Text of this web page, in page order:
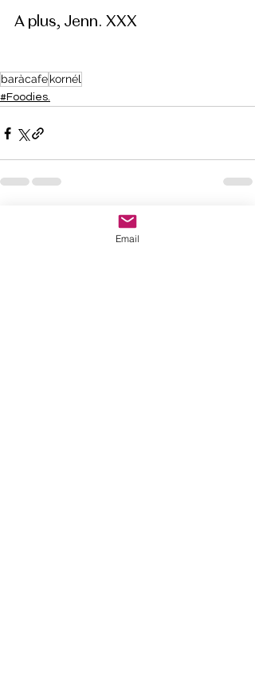
A plus, Jenn. XXX
baràcafekornél
#Foodies.
Email